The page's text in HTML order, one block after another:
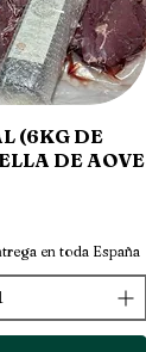
(6KG DE
DE AOVE
en toda España